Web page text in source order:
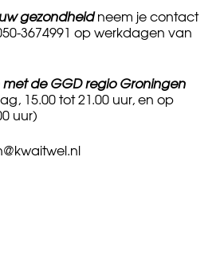
gezondheidneem je contact
3674991 op werkdagen van
de GGD regio Groningen
15.00 tot 21.00 uur, en op
uur)